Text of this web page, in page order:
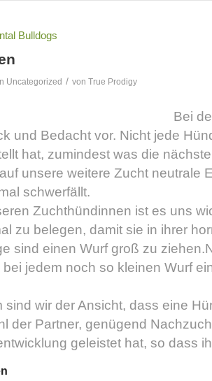
Uncategorized / von True Prodigy
Bei
und Bedacht vor. Nicht jede
hat, zumindest was die
unsere weitere Zucht neutrale
schwerfällt.
Zuchthündinnen ist es uns
zu belegen, damit sie in ihrer
sind einen Wurf groß zu
bei jedem noch so kleinen Wurf
sind wir der Ansicht, dass eine
der Partner, genügend
geleistet hat, so dass